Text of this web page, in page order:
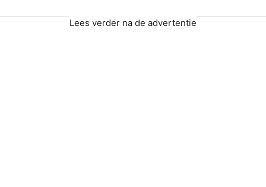
Lees verder na de advertentie